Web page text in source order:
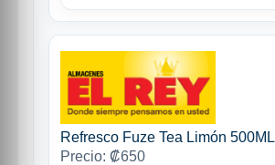
Refresco Fuze Tea Limón 500ML
Precio: ₡650